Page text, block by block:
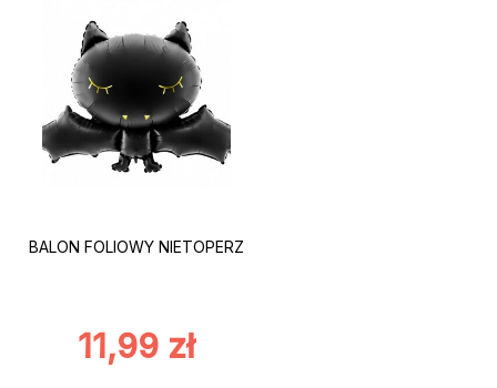
BALON FOLIOWY NIETOPERZ
11,99 zł